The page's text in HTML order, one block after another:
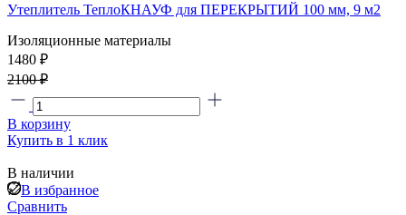
Утеплитель ТеплоКНАУФ для ПЕРЕКРЫТИЙ 100 мм, 9 м2
Изоляционные материалы
1480 ₽
2100 ₽
В корзину
Купить в 1 клик
В наличии
В избранное
Сравнить